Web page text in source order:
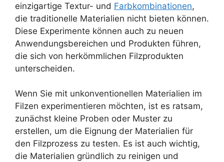
einzigartige Textur- und Farbkombinationen,
die traditionelle Materialien nicht bieten können.
Diese Experimente können auch zu neuen
Anwendungsbereichen und Produkten führen,
die sich von herkömmlichen Filzprodukten
unterscheiden.
Wenn Sie mit unkonventionellen Materialien im
Filzen experimentieren möchten, ist es ratsam,
zunächst kleine Proben oder Muster zu
erstellen, um die Eignung der Materialien für
den Filzprozess zu testen. Es ist auch wichtig,
die Materialien gründlich zu reinigen und